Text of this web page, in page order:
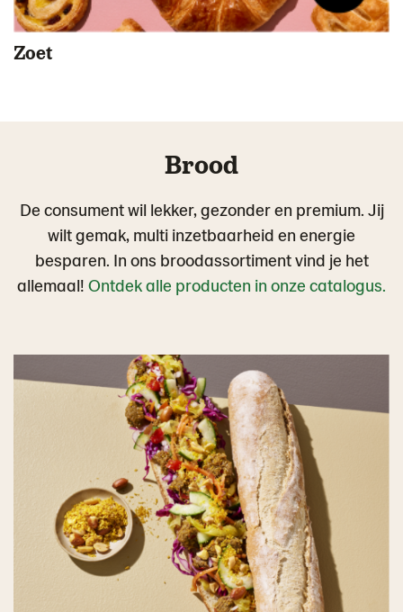
Zoet
Brood
De consument wil lekker, gezonder en premium. Jij
wilt gemak, multi inzetbaarheid en energie
besparen. In ons broodassortiment vind je het
allemaal! Ontdek alle producten in onze catalogus.